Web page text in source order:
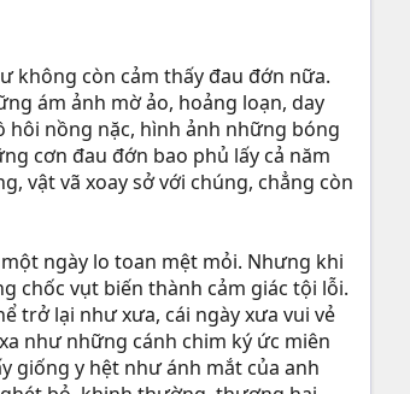
không còn cảm thấy đau đớn nữa.
ám ảnh mờ ảo, hoảng loạn, day
hôi nồng nặc, hình ảnh những bóng
cơn đau đớn bao phủ lấy cả năm
vật vã xoay sở với chúng, chẳng còn
ngày lo toan mệt mỏi. Nhưng khi
chốc vụt biến thành cảm giác tội lỗi.
trở lại như xưa, cái ngày xưa vui vẻ
như những cánh chim ký ức miên
giống y hệt như ánh mắt của anh